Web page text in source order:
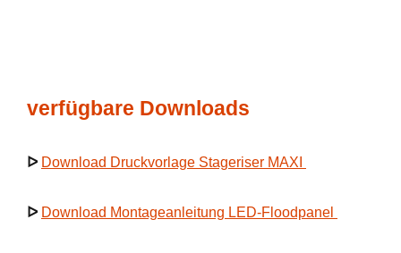
verfügbare Downloads
ᐅ Download Druckvorlage Stageriser MAXI
ᐅ Download Montageanleitung LED-Floodpanel